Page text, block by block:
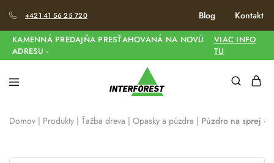
+421 41 56 25 720 Blog Kontakt
KAMENNÁ PREDAJŇA PRESŤAHOVANÁ NA NOVÚ
ADRESU -
VIAC INFO
TU
Domov | Produkty | Ťažba dreva | Opasky a púzdra | Púzdro na sprej –